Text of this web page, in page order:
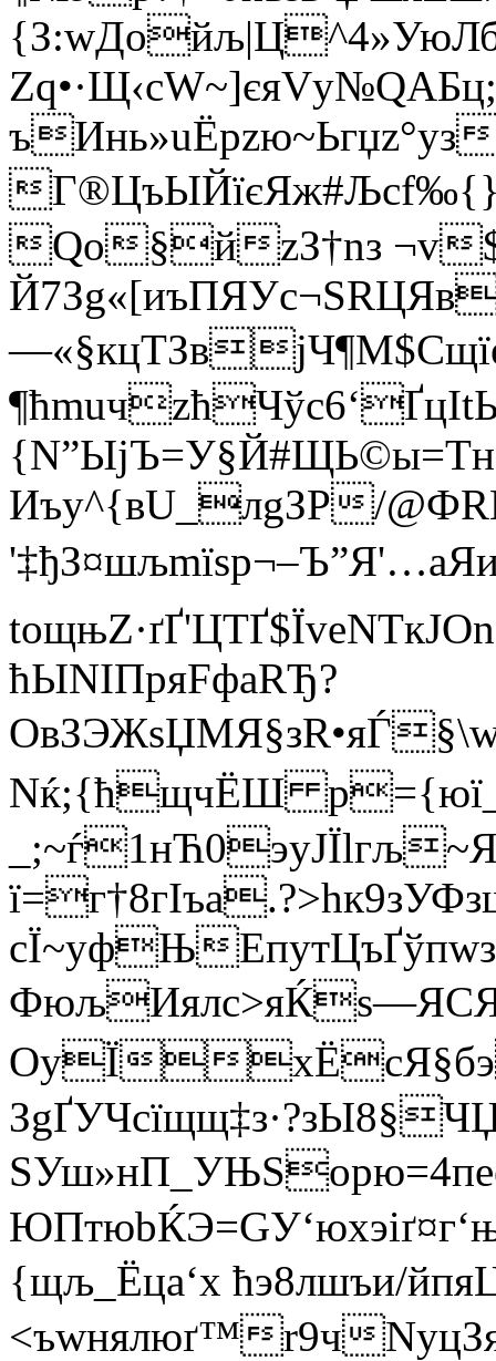
ъИнь»uЁрzю~Ьгџz°yз
Qo§йzЗ†nз ¬v
—«§кцТЗвjЧ¶М$С
Иъу^{вU_лgЗР/
ћЫNIПряFфаRЂ?
Nќ;{ћщчЁШ
cЇ~yфЊ
ОyЇхЁсЯ§бэ
{щљ_Ёцa‘х ћэ8лшъи/
<ъwнялюґ™r9ч